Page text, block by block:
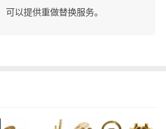
可以提供重做替换服务。